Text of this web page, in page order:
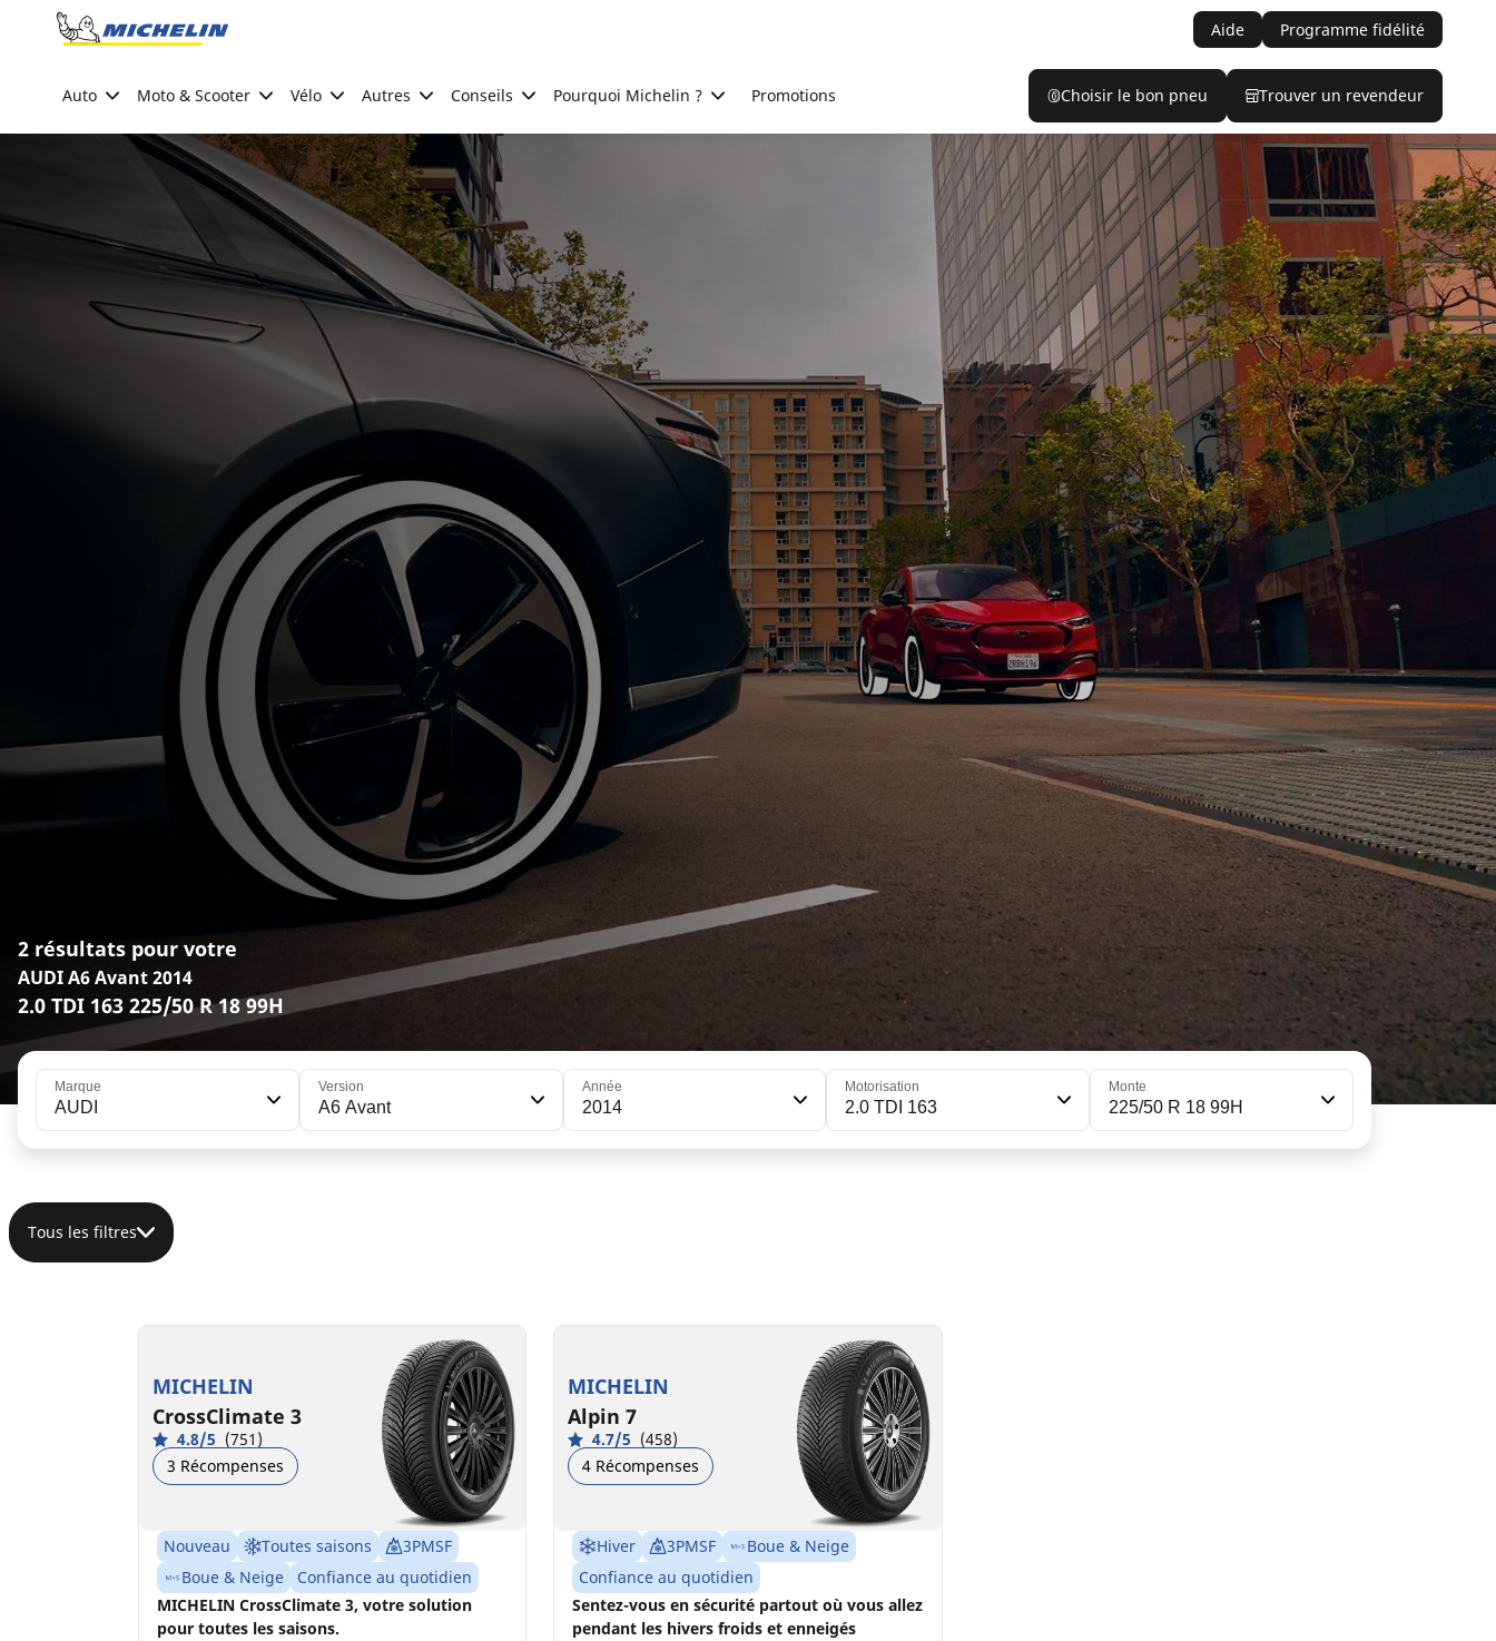
Go to page content
Aide Programme fidélité
Auto Moto & Scooter Vélo Autres Conseils Pourquoi Michelin ? Promotions Choisir le bon pneu Trouver un revendeur
2 résultats pour votre
AUDI A6 Avant 2014
2.0 TDI 163 225/50 R 18 99H
Marque
AUDI
Version
A6 Avant
Année
2014
Motorisation
2.0 TDI 163
Monte
225/50 R 18 99H
Tous les filtres
MICHELIN
CrossClimate 3
4.8/5 (751)
3 Récompenses
Nouveau Toutes saisons
3PMSF
Boue & Neige
Confiance au quotidien
MICHELIN CrossClimate 3, votre solution
pour toutes les saisons.
MICHELIN
Alpin 7
4.7/5 (458)
4 Récompenses
Hiver 3PMSF
Boue & Neige
Confiance au quotidien
Sentez-vous en sécurité partout où vous allez
pendant les hivers froids et enneigés